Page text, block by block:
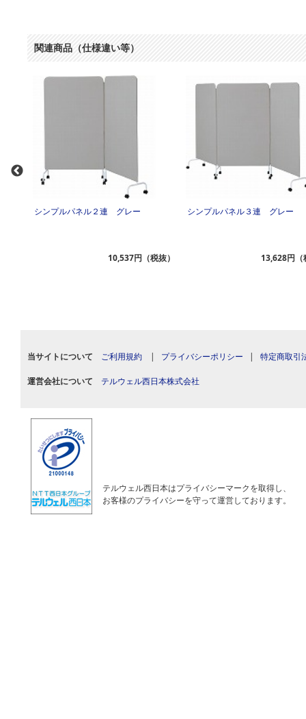
関連商品（仕様違い等）
シンプルパネル２連 グレー
10,537円（税抜）
シンプルパネル３連 グレー
13,628円（
当サイトについて ご利用規約 | プライバシーポリシー | 特定商取引
運営会社について テルウェル西日本株式会社
テルウェル西日本はプライバシーマークを取得し、
お客様のプライバシーを守って運営しております。